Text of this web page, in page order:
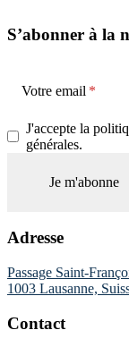
S’abonner à la
Votre email
J'accepte la
générales.
Adresse
Passage Saint-
1003 Lausanne,
Contact